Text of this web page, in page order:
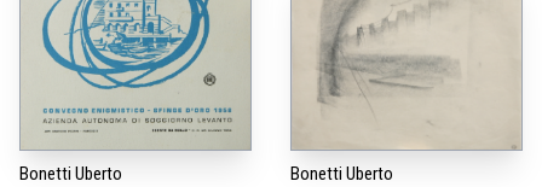
Bonetti Uberto
Bonetti Uberto